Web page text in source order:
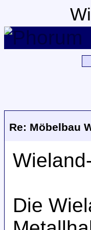
Re: Möbelbau
Die